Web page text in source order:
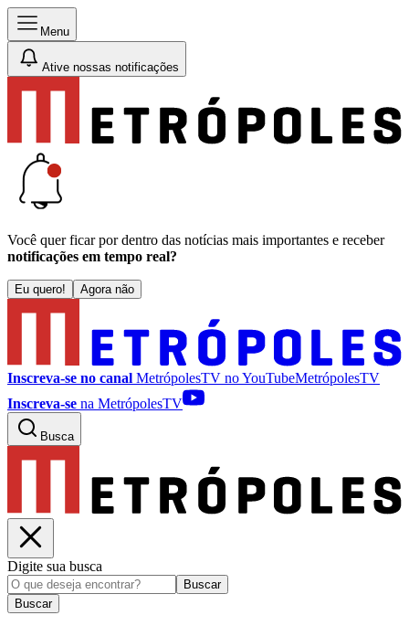
Menu
Ative nossas notificações
Você quer ficar por dentro das notícias mais importantes e receber
notificações em tempo real?
Eu quero! Agora não
Inscreva-se no canal MetrópolesTV noYouTubeMetrópolesTV
Inscreva-se na MetrópolesTV
Busca
Digite sua busca
Buscar
Buscar